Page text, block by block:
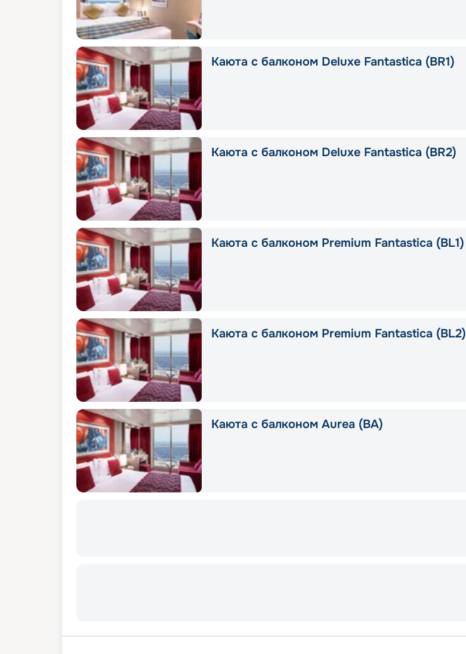
Каюта с балконом Deluxe Fantastica (BR1)
Каюта с балконом Deluxe Fantastica (BR2)
Каюта с балконом Premium Fantastica (BL1)
Каюта с балконом Premium Fantastica (BL2)
Каюта с балконом Aurea (BA)